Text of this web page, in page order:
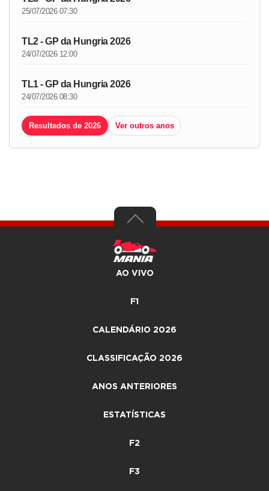
25/07/2026 07:30
TL2 - GP da Hungria 2026
24/07/2026 12:00
TL1 - GP da Hungria 2026
24/07/2026 08:30
Resultados de 2026 Ver outros anos
AO VIVO
F1
CALENDÁRIO 2026
CLASSIFICAÇÃO 2026
ANOS ANTERIORES
ESTATÍSTICAS
F2
F3